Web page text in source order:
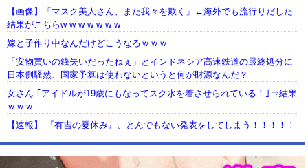
【画像】「マスク美人さん、また我々を欺く」←海外でも流行りだした
結果がこちらw w w w w w w
嫁と子作り中なんだけどこうなるｗｗｗ
「安物買いの銭失いだったねぇ」とインドネシア高速鉄道の最終処分に
日本側騒然、国家予算は使わないというと何が財源なんだ？
女さん ｢アイドルが19歳にもなってスク水を着させられている！｣⇒結果
ｗｗｗ
【速報】 『有吉の夏休み』、とんでもない発表をしてしまう！！！！！
【動画】USJの禁止エリアに子どもたちが続々乱入 → スタッフが注意し
ても止まらない事態に